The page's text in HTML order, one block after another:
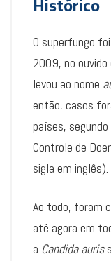
O superfungo
2009, no
levou ao nome
então, casos
países,
Controle de
sigla em inglês).
Ao todo, foram
até agora em
a Candida auris